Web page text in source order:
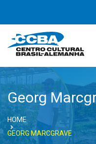
Georg
HOME
GEORG MARCGRAVE